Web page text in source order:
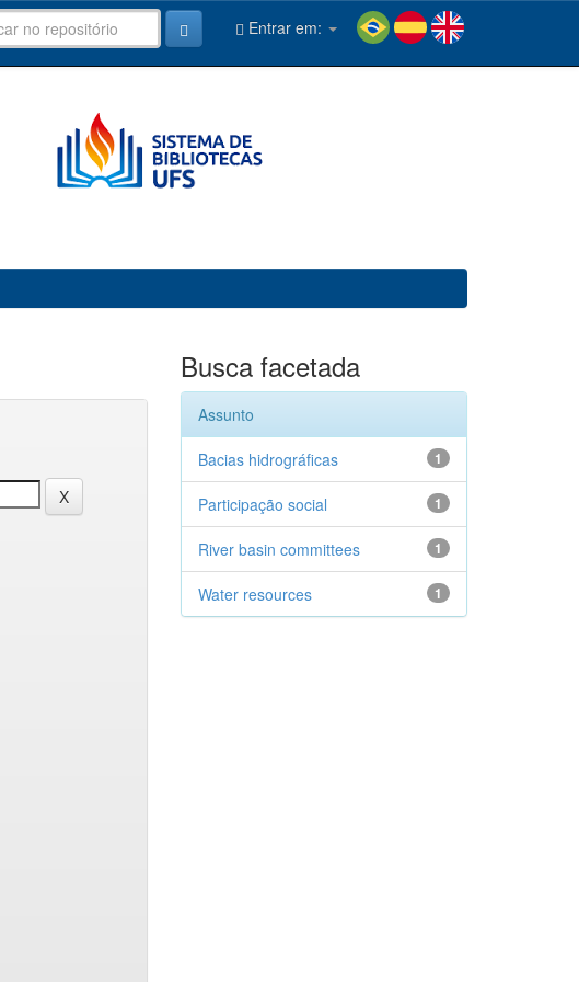
Entrar em:
Busca facetada
Assunto
1
Bacias hidrográficas
1
Participação social
1
River basin committees
1
Water resources